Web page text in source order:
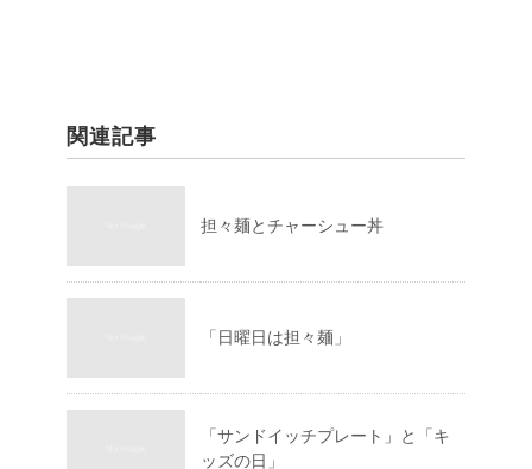
関連記事
担々麺とチャーシュー丼
「日曜日は担々麺」
「サンドイッチプレート」と「キ
ッズの日」